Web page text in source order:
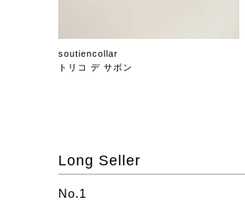
soutiencollar
トリコ デ サボン
Long Seller
No.1